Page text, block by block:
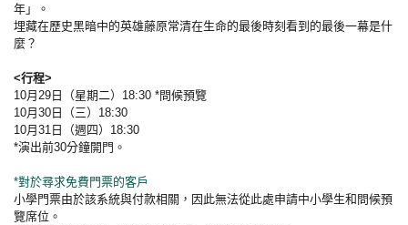
年」。
埋藏在歷史黑暗中的英雄藤原常清在生命的最後時刻看到的最後一幕是什
麼？
<行程>
10月29日（星期二）18:30 *問候預覽
10月30日（三）18:30
10月31日（週四）18:30
*演出前30分鐘開門。
*對於尋求免費門票的客戶
小學門票由於該系統與付款相關，因此無法從此處申請中小學生和問候預
覽席位。